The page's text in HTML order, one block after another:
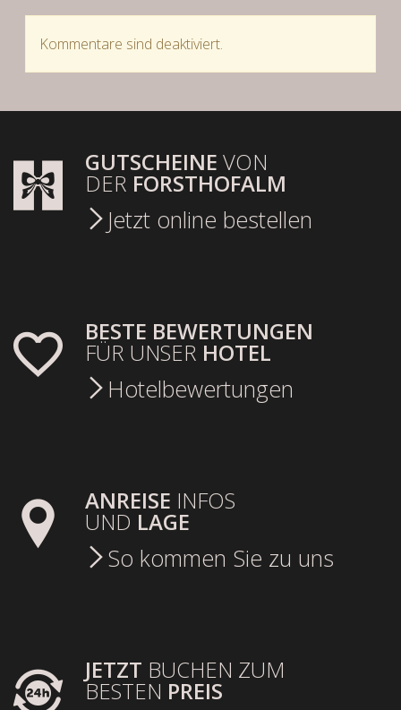
Kommentare sind deaktiviert.
GUTSCHEINE VON
DER FORSTHOFALM
Jetzt online bestellen
BESTE BEWERTUNGEN
FÜR UNSER HOTEL
Hotelbewertungen
ANREISE INFOS
UND LAGE
So kommen Sie zu uns
JETZT BUCHEN ZUM
BESTEN PREIS